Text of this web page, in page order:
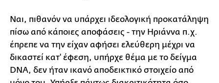
Ναι, πιθανόν να υπάρχει ιδεολογική προκατάληψη
πίσω από κάποιες αποφάσεις - την Ηριάννα π.χ.
έπρεπε να την είχαν αφήσει ελεύθερη μέχρι να
δικαστεί κατ' έφεση, υπήρχε θέμα με το δείγμα
DNA, δεν ήταν ικανό αποδεικτικό στοιχείο από